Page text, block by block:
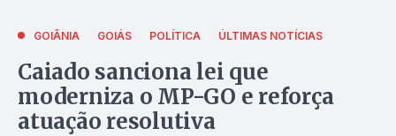
GOIÂNIA GOIÁS POLÍTICA ÚLTIMAS NOTÍCIAS
Caiado sanciona lei que
moderniza o MP-GO e reforça
atuação resolutiva